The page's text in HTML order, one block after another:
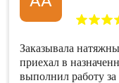
Заказывала
приехал в
выполнил работу за